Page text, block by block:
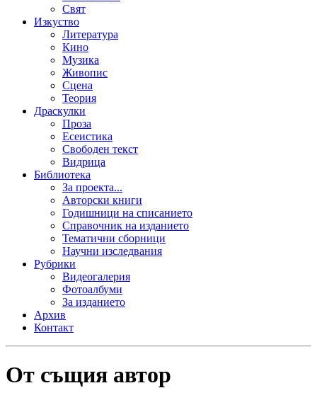
Свят
Изкуство
Литература
Кино
Музика
Живопис
Сцена
Теория
Драскулки
Проза
Есеистика
Свободен текст
Видрица
Библиотека
За проекта...
Авторски книги
Годишници на списанието
Справочник на изданието
Тематични сборници
Научни изследвания
Рубрики
Видеогалерия
Фотоалбуми
За изданието
Архив
Контакт
От същия автор